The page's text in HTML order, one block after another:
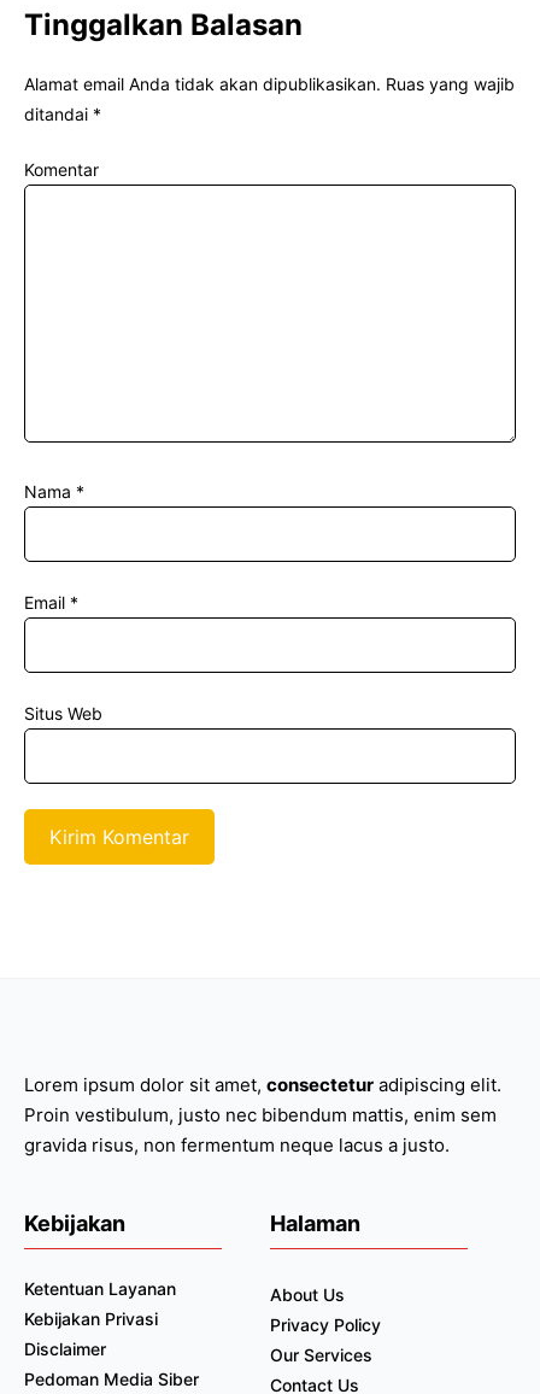
Tinggalkan Balasan
Alamat email Anda tidak akan dipublikasikan. Ruas yang wajib
ditandai *
Komentar
Nama *
Email *
Situs Web
Lorem ipsum dolor sit amet, consectetur adipiscing elit.
Proin vestibulum, justo nec bibendum mattis, enim sem
gravida risus, non fermentum neque lacus a justo.
Kebijakan
Ketentuan Layanan
Kebijakan Privasi
Disclaimer
Pedoman Media Siber
Halaman
About Us
Privacy Policy
Our Services
Contact Us